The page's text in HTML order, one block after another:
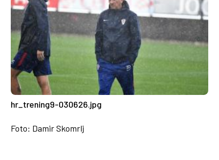
hr_trening9-030626.jpg
Foto: Damir Skomrlj